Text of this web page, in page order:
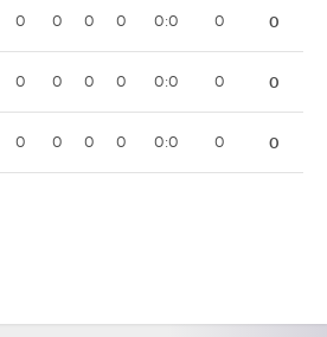
0 0 0 0 0:0 0 0
0 0 0 0 0:0 0 0
0 0 0 0 0:0 0 0